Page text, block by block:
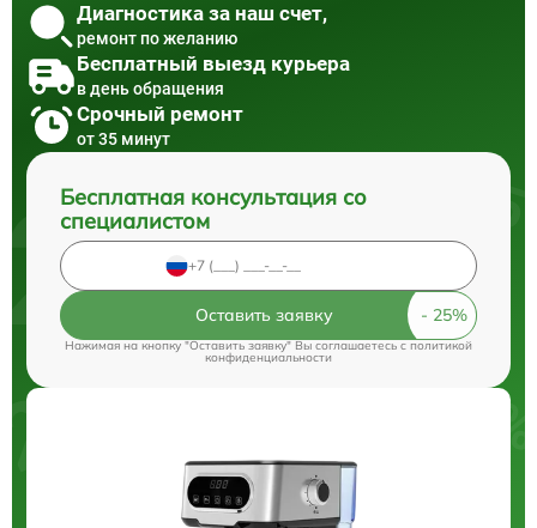
Диагностика за наш счет,
ремонт по желанию
Бесплатный выезд курьера
в день обращения
Срочный ремонт
от 35 минут
Бесплатная консультация со
специалистом
Оставить заявку
Нажимая на кнопку "Оставить заявку" Вы соглашаетесь cполитикой
конфиденциальности